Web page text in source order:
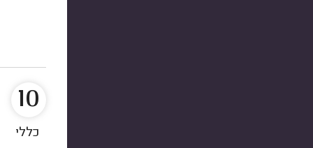
10
כללי